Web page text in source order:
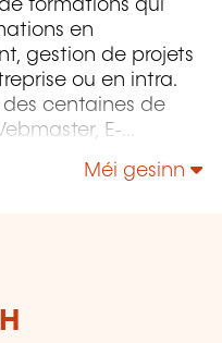
formations qui
en
gestion de projets
ou en intra.
centaines de
E-
Méi gesinn